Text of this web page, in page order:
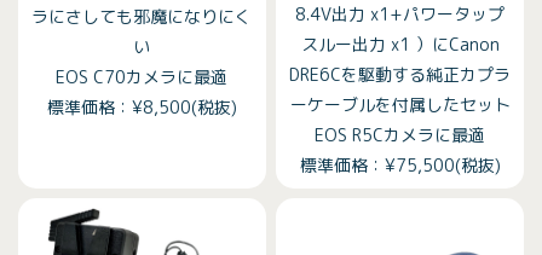
ラにさしても邪魔になりにく
い
EOS C70カメラに最適
標準価格：¥8,500(税抜)
8.4V出力 x1+パワータップ
スルー出力 x1 ）にCanon
DRE6Cを駆動する純正カプラ
ーケーブルを付属したセット
EOS R5Cカメラに最適
標準価格：¥75,500(税抜)